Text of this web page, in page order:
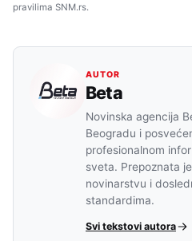
pravilima SNM.rs.
AUTOR
Beta
Novinska agencija
Beogradu i
profesionalnom
sveta. Prepoznata
novinarstvu i
standardima.
Svi tekstovi autora